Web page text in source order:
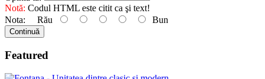
Notă: Codul HTML este citit ca şi text!
Nota: Rău Bun
Continuă
Featured